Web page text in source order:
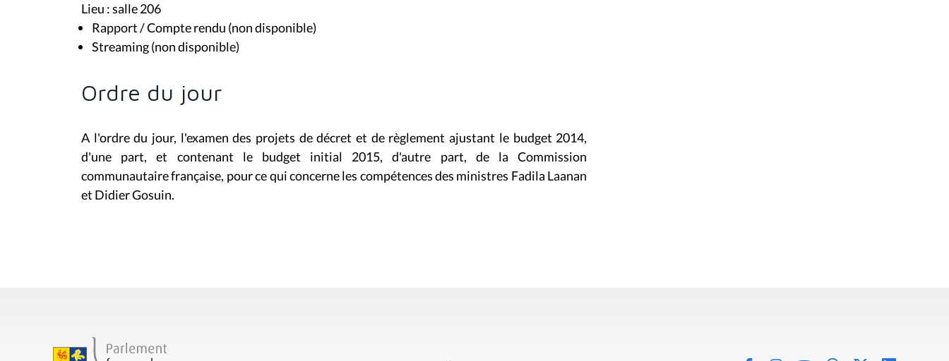
Lieu : salle 206
Rapport / Compte rendu (non disponible)
Streaming (non disponible)
Ordre du jour
A l'ordre du jour, l'examen des projets de décret et de règlement ajustant le budget 2014,
d'une part, et contenant le budget initial 2015, d'autre part, de la Commission
communautaire française, pour ce qui concerne les compétences des ministres Fadila Laanan
et Didier Gosuin.